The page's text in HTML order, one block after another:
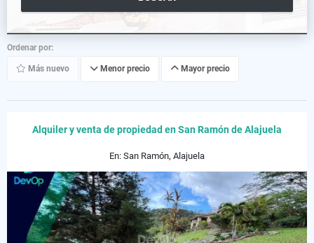
Ordenar por:
Más nuevo Menor precio Mayor precio
Alquiler y venta de propiedad en San Ramón de Alajuela
En: San Ramón, Alajuela